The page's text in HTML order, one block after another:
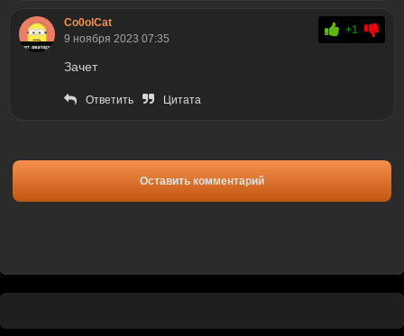
Co0olCat
9 ноября 2023 07:35
+1
Зачет
Ответить Цитата
Оставить комментарий